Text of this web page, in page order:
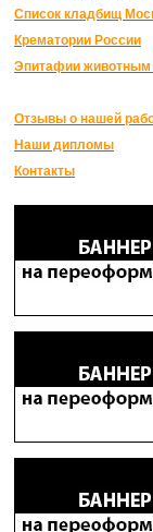
Список кладбищ
Крематории России
Эпитафии животным
Отзывы о нашей
Наши дипломы
Контакты